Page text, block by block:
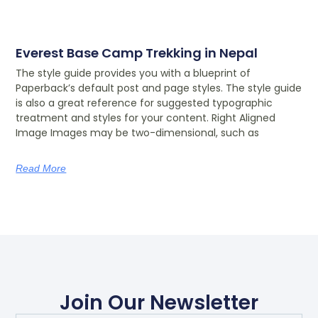
Everest Base Camp Trekking in Nepal
The style guide provides you with a blueprint of
Paperback’s default post and page styles. The style guide
is also a great reference for suggested typographic
treatment and styles for your content. Right Aligned
Image Images may be two-dimensional, such as
Read More
Join Our Newsletter